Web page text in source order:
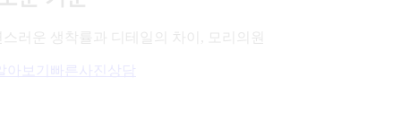
스테로이드를 사용하지 않는 면역영양치료
더 알아보기 빠른사진상담